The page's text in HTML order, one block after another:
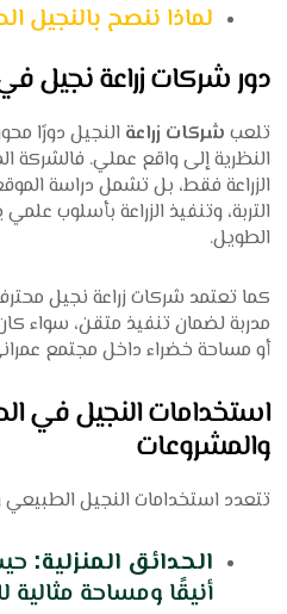
لماذا ننصح بالنجيل
دور شركات زراعة نجيل
تلعب شركات زراعة النجيل دورًا
النظرية إلى واقع عملي. فالشركة
الزراعة فقط، بل تشمل دراسة
التربة، وتنفيذ الزراعة بأسلوب
الطويل.
كما تعتمد شركات زراعة نجيل
مدربة لضمان تنفيذ متقن، سواء
أو مساحة خضراء داخل مجتمع
استخدامات النجيل في
والمشروعات
تتعدد استخدامات النجيل الطبيعي
الحدائق المنزلية:
أنيقًا ومساحة مثالية